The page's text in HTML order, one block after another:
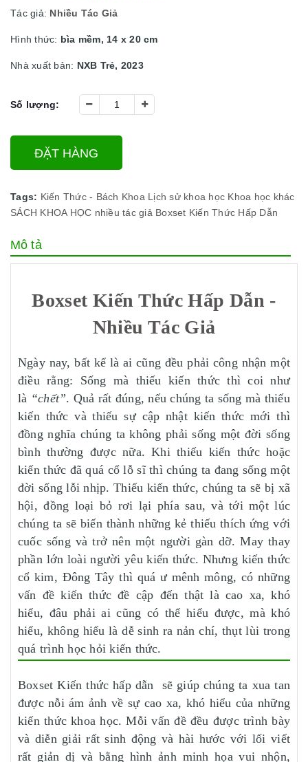
Tác giả: Nhiều Tác Giả
Hình thức: bìa mềm, 14 x 20 cm
Nhà xuất bản: NXB Trẻ, 2023
Số lượng:
ĐẶT HÀNG
Tags: Kiến Thức - Bách Khoa Lịch sử khoa học Khoa học khác
SÁCH KHOA HỌC nhiều tác giả Boxset Kiến Thức Hấp Dẫn
Mô tả
Boxset Kiến Thức Hấp Dẫn -
Nhiều Tác Giả
Ngày nay, bất kể là ai cũng đều phải công nhận một
điều rằng: Sống mà thiếu kiến thức thì coi như
là “chết”. Quả rất đúng, nếu chúng ta sống mà thiếu
kiến thức và thiếu sự cập nhật kiến thức mới thì
đồng nghĩa chúng ta không phải sống một đời sống
bình thường được nữa. Khi thiếu kiến thức hoặc
kiến thức đã quá cổ lỗ sĩ thì chúng ta đang sống một
đời sống lỗi nhịp. Thiếu kiến thức, chúng ta sẽ bị xã
hội, đồng loại bỏ rơi lại phía sau, và tới một lúc
chúng ta sẽ biến thành những kẻ thiếu thích ứng với
cuốc sống và trở nên một người gàn dỡ. May thay
phần lớn loài người yêu kiến thức. Nhưng kiến thức
cổ kim, Đông Tây thì quá ư mênh mông, có những
vấn đề kiến thức đề cập đến thật là cao xa, khó
hiểu, đâu phải ai cũng có thể hiểu được, mà khó
hiểu, không hiểu là dễ sinh ra nản chí, thụt lùi trong
quá trình học hỏi kiến thức.
Boxset Kiến thức hấp dẫn
sẽ giúp chúng ta xua tan
được nỗi ám ảnh về sự cao xa, khó hiểu của những
kiến thức khoa học. Mỗi vấn đề đều được trình bày
và diễn giải rất sinh động và hài hước với lối viết
rất giản dị và bằng hình ảnh minh họa vui nhộn,